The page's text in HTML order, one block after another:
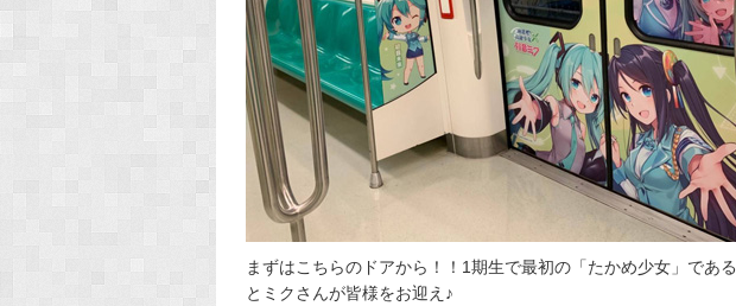
まずはこちらのドアから！！1期生で最初の「たかめ少女」である
とミクさんが皆様をお迎え♪